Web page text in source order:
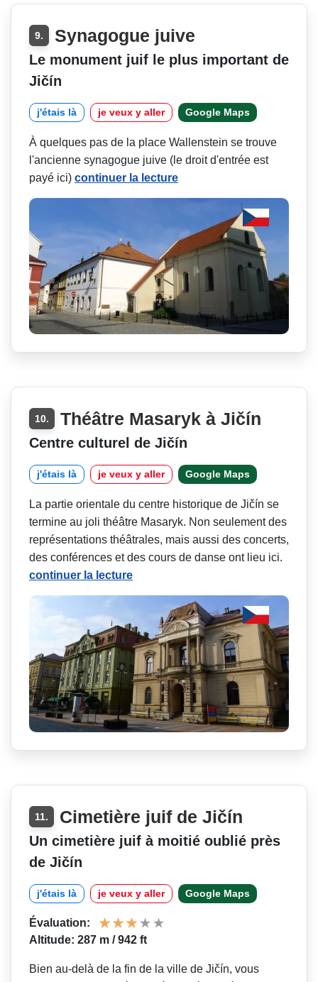
9. Synagogue juive
Le monument juif le plus important de
Jičín
j'étais là je veux y aller Google Maps
À quelques pas de la place Wallenstein se trouve
l'ancienne synagogue juive (le droit d'entrée est
payé ici) continuer la lecture
10. Théâtre Masaryk à Jičín
Centre culturel de Jičín
j'étais là je veux y aller Google Maps
La partie orientale du centre historique de Jičín se
termine au joli théâtre Masaryk. Non seulement des
représentations théâtrales, mais aussi des concerts,
des conférences et des cours de danse ont lieu ici.
continuer la lecture
11. Cimetière juif de Jičín
Un cimetière juif à moitié oublié près
de Jičín
j'étais là je veux y aller Google Maps
Évaluation:
Altitude: 287 m / 942 ft
Bien au-delà de la fin de la ville de Jičín, vous